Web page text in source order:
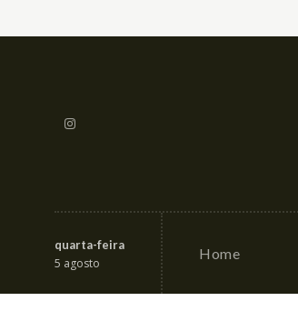
quarta-feira
5 agosto
Home